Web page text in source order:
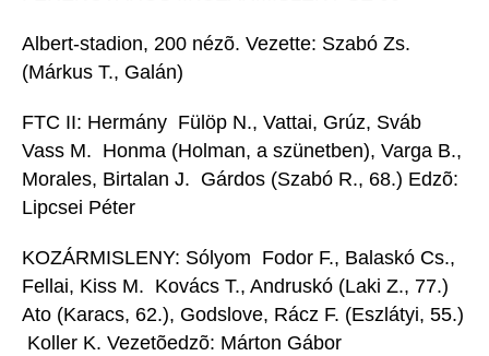
Albert-stadion, 200 nézõ. Vezette: Szabó Zs.
(Márkus T., Galán)
FTC II: Hermány  Fülöp N., Vattai, Grúz, Sváb 
Vass M.  Honma (Holman, a szünetben), Varga B.,
Morales, Birtalan J.  Gárdos (Szabó R., 68.) Edzõ:
Lipcsei Péter
KOZÁRMISLENY: Sólyom  Fodor F., Balaskó Cs.,
Fellai, Kiss M.  Kovács T., Andruskó (Laki Z., 77.) 
Ato (Karacs, 62.), Godslove, Rácz F. (Eszlátyi, 55.)
 Koller K. Vezetõedzõ: Márton Gábor